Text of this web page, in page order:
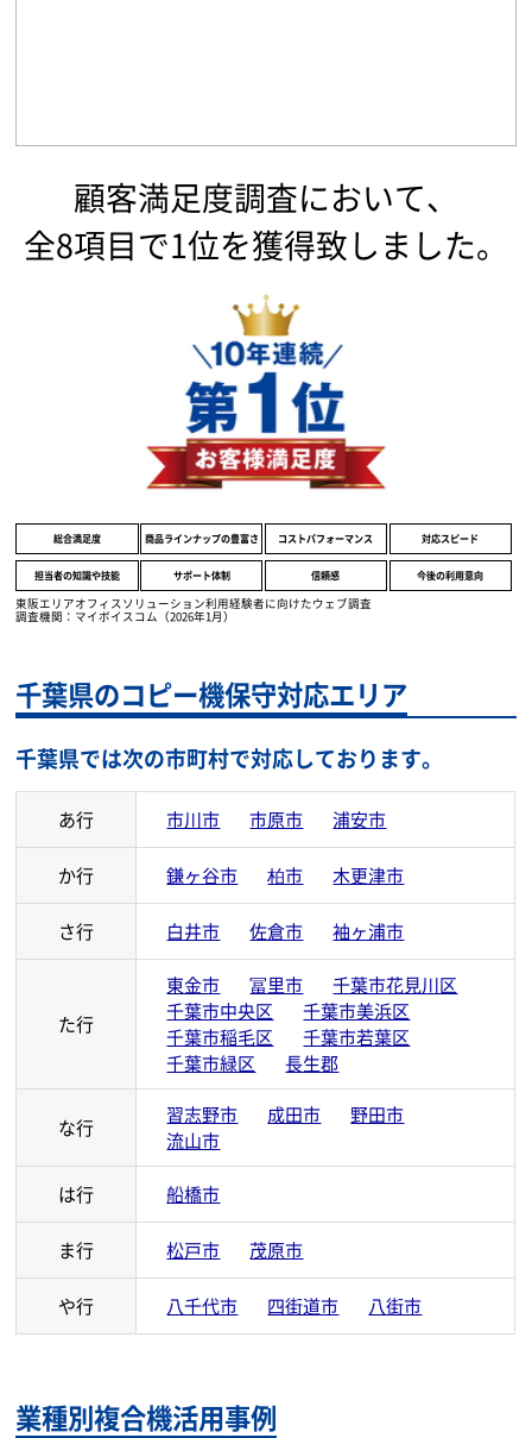
顧客満足度調査において、
全8項目で1位を獲得致しました。
総合満足度 商品ラインナップの豊富さ コストパフォーマンス 対応スピード
担当者の知識や技能 サポート体制 信頼感 今後の利用意向
東阪エリアオフィスソリューション利用経験者に向けたウェブ調査
調査機関：マイボイスコム（2026年1月）
千葉県のコピー機保守対応エリア
千葉県では次の市町村で対応しております。
あ行 市川市 市原市 浦安市
か行 鎌ヶ谷市 柏市 木更津市
さ行 白井市 佐倉市 袖ヶ浦市
た行
東金市 冨里市
千葉市花見川区
千葉市中央区
千葉市美浜区
千葉市稲毛区
千葉市若葉区
千葉市緑区
長生郡
な行
習志野市 成田市
野田市
流山市
は行 船橋市
ま行 松戸市 茂原市
や行 八千代市 四街道市 八街市
業種別複合機活用事例